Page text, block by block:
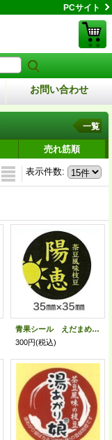
PCサイト
お問い合わせ
一覧
売れ筋順
表示件数:
青果シール えだまめ 陽恵 100枚 カネコ種苗（株）
300円(税込)